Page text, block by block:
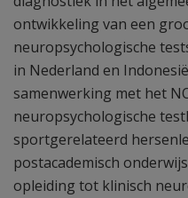
ontwikkeling van een
neuropsychologische
in Nederland en
samenwerking met het
neuropsychologische
sportgerelateerd
postacademisch
opleiding tot klinisch